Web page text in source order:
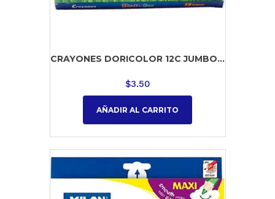
CRAYONES DORICOLOR 12C JUMBO...
$3.50
AÑADIR AL CARRITO